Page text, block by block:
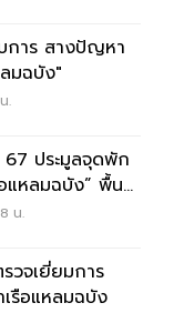
การ สางปัญหา
มฉบัง"
.
67 ประมูลจุดพัก
แหลมฉบัง” พื้นที่
น.
วจเยี่ยมการ
รือแหลมฉบัง